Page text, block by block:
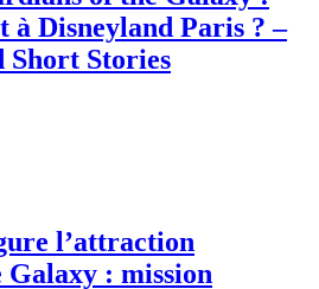
à Disneyland Paris ? –
Short Stories
l’attraction
: mission